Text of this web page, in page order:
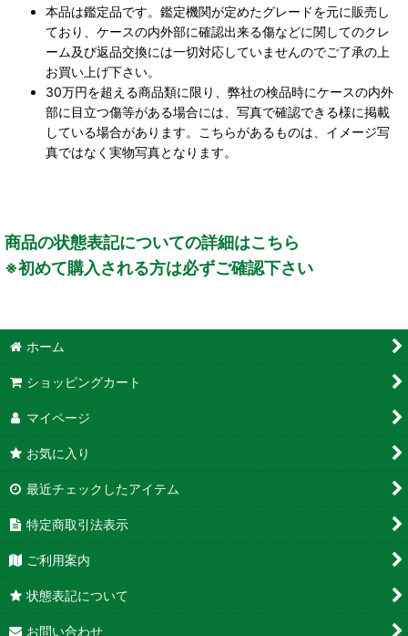
本品は鑑定品です。鑑定機関が定めたグレードを元に販売し
ており、ケースの内外部に確認出来る傷などに関してのクレ
ーム及び返品交換には一切対応していませんのでご了承の上
お買い上げ下さい。
30万円を超える商品類に限り、弊社の検品時にケースの内外
部に目立つ傷等がある場合には、写真で確認できる様に掲載
している場合があります。こちらがあるものは、イメージ写
真ではなく実物写真となります。
商品の状態表記についての詳細はこちら
※初めて購入される方は必ずご確認下さい
ホーム
ショッピングカート
マイページ
お気に入り
最近チェックしたアイテム
特定商取引法表示
ご利用案内
状態表記について
お問い合わせ